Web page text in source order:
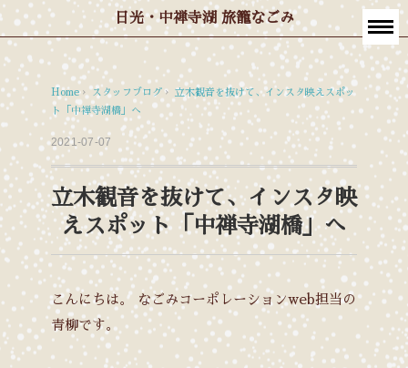
日光・中禅寺湖 旅籠なごみ
Home › スタッフブログ ›
立木観音を抜けて、インスタ映えスポッ
ト「中禅寺湖橋」へ
2021-07-07
立木観音を抜けて、インスタ映
えスポット「中禅寺湖橋」へ
こんにちは。
なごみコーポレーションweb担当の
青柳です。